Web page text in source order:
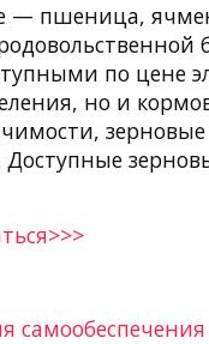
пшеница,
по цене
но и